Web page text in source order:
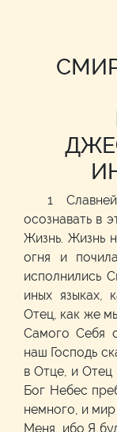
1
осознавать в
Жизнь. Жизнь
огня и
исполнились
иных языках,
Отец, как же
Самого Себя
наш Господь
в Отце, и
Бог Небес
немного, и
Меня, ибо Я